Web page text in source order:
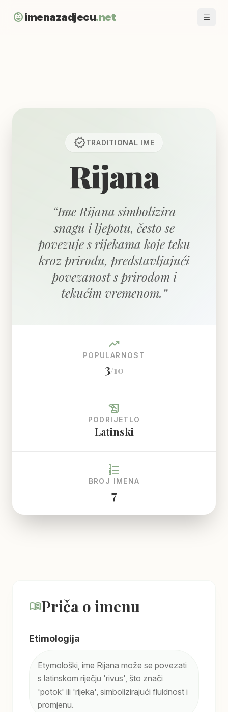
child_careimenazadjecu.net
verifiedTRADITIONAL IME
Rijana
“Ime Rijana simbolizira
snagu i ljepotu, često se
povezuje s rijekama koje teku
kroz prirodu, predstavljajući
povezanost s prirodom i
tekućim vremenom.”
trending_up
POPULARNOST
3/10
history_edu
PODRIJETLO
Latinski
format_list_numbered
BROJ IMENA
7
menu_bookPriča o imenu
Etimologija
Etymološki, ime Rijana može se povezati
s latinskom riječju 'rivus', što znači
'potok' ili 'rijeka', simbolizirajući fluidnost i
promjenu.